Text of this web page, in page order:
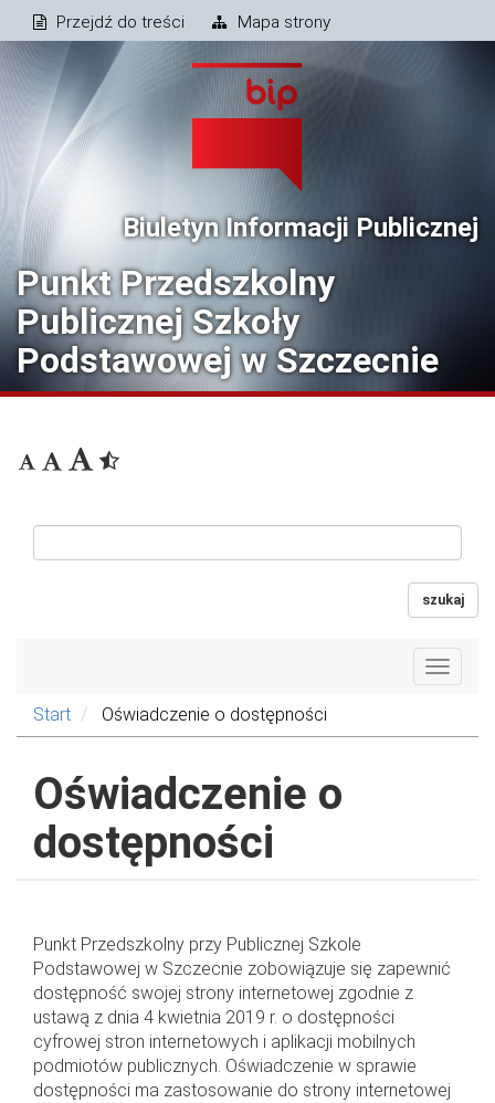
Przejdź do treści Mapa strony
Biuletyn Informacji Publicznej
Punkt Przedszkolny
Publicznej Szkoły
Podstawowej w Szczecnie
szukaj
Toggle
Start
Oświadczenie o dostępności
Oświadczenie o
dostępności
Punkt Przedszkolny przy Publicznej Szkole
Podstawowej w Szczecnie zobowiązuje się zapewnić
dostępność swojej strony internetowej zgodnie z
ustawą z dnia 4 kwietnia 2019 r. o dostępności
cyfrowej stron internetowych i aplikacji mobilnych
podmiotów publicznych. Oświadczenie w sprawie
dostępności ma zastosowanie do strony internetowej